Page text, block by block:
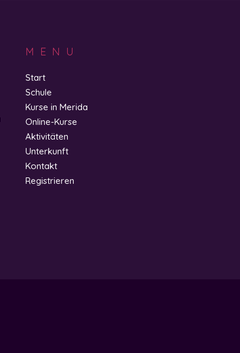
MENU
Start
Schule
Kurse in Merida
Online-Kurse
Aktivitäten
Unterkunft
Kontakt
Registrieren